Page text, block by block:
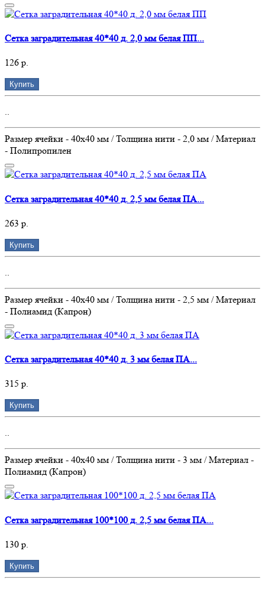
Сетка заградительная 40*40 д. 2,0 мм белая ПП...
126 р.
Купить
..
Размер ячейки - 40х40 мм / Толщина нити - 2,0 мм / Материал
- Полипропилен
Сетка заградительная 40*40 д. 2,5 мм белая ПА...
263 р.
Купить
..
Размер ячейки - 40х40 мм / Толщина нити - 2,5 мм / Материал
- Полиамид (Капрон)
Сетка заградительная 40*40 д. 3 мм белая ПА...
315 р.
Купить
..
Размер ячейки - 40х40 мм / Толщина нити - 3 мм / Материал -
Полиамид (Капрон)
Сетка заградительная 100*100 д. 2,5 мм белая ПА...
130 р.
Купить